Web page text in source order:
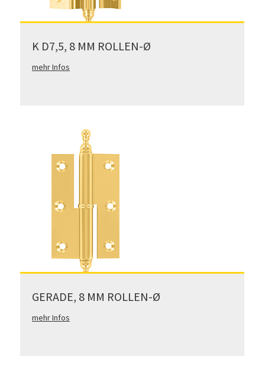
K D7,5, 8 MM ROLLEN-Ø
mehr Infos
GERADE, 8 MM ROLLEN-Ø
mehr Infos